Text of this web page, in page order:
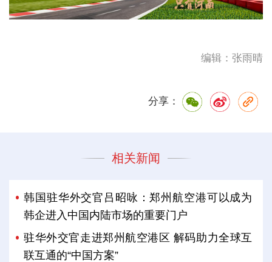
编辑：张雨晴
分享：
相关新闻
韩国驻华外交官吕昭咏：郑州航空港可以成为
韩企进入中国内陆市场的重要门户
驻华外交官走进郑州航空港区 解码助力全球互
联互通的“中国方案”